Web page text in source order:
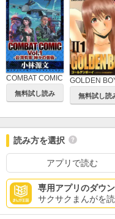
COMBAT COMIC
無料試し読み 無料試し読
読み方を選択
アプリで読む
専用アプリのダウ
サクサクまんがを